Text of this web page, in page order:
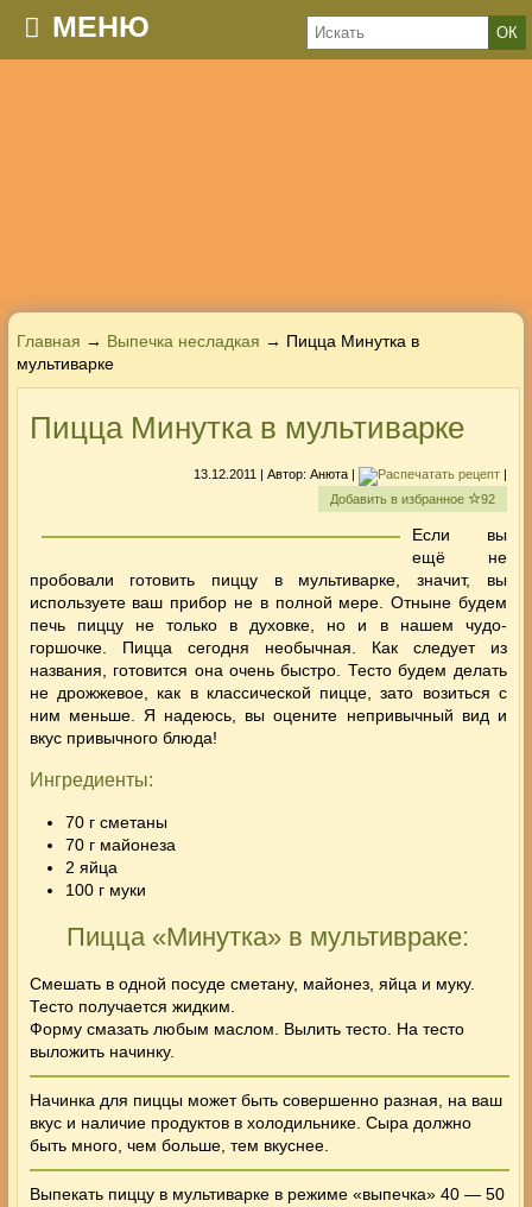
МЕНЮ
Главная → Выпечка несладкая → Пицца Минутка в
мультиварке
Пицца Минутка в мультиварке
13.12.2011 | Автор: Анюта|
|
Добавить в избранное
92
Если вы
ещё не
пробовали готовить пиццу в мультиварке , значит, вы
используете ваш прибор не в полной мере. Отныне будем
печь пиццу не только в духовке, но и в нашем чудо-
горшочке. Пицца сегодня необычная. Как следует из
названия, готовится она очень быстро. Тесто будем делать
не дрожжевое, как в классической пицце, зато возиться с
ним меньше. Я надеюсь, вы оцените непривычный вид и
вкус привычного блюда!
Ингредиенты:
70 г сметаны
70 г майонеза
2 яйца
100 г муки
Пицца «Минутка» в мультивраке:
Смешать в одной посуде сметану, майонез, яйца и муку.
Тесто получается жидким.
Форму смазать любым маслом. Вылить тесто. На тесто
выложить начинку.
Начинка для пиццыможет быть совершенно разная, на ваш
вкус и наличие продуктов в холодильнике. Сыра должно
быть много, чем больше, тем вкуснее.
Выпекать пиццу в мультиварке в режиме «выпечка» 40 — 50